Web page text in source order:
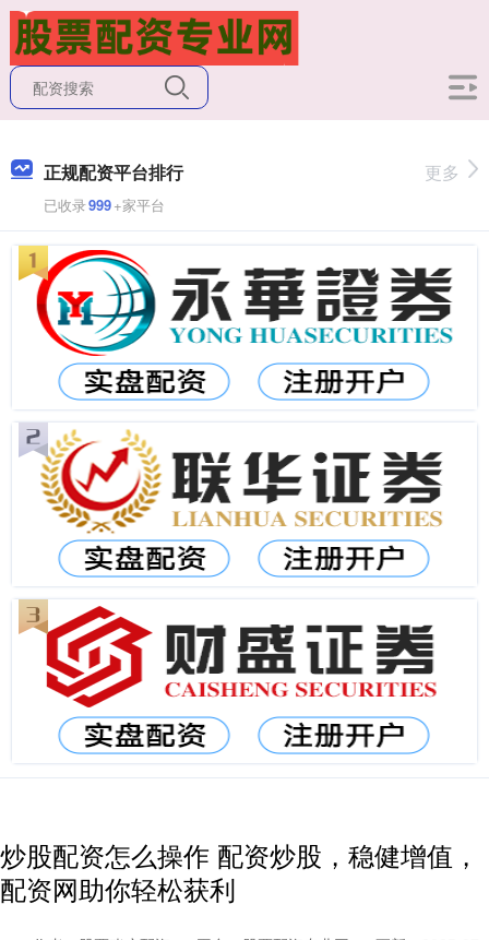
正规配资平台排行
已收录999+家平台
更多
炒股配资怎么操作 配资炒股，稳健增值，
配资网助你轻松获利